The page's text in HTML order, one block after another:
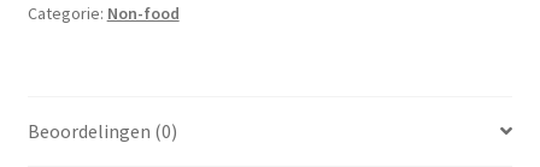
Categorie: Non-food
Beoordelingen (0)